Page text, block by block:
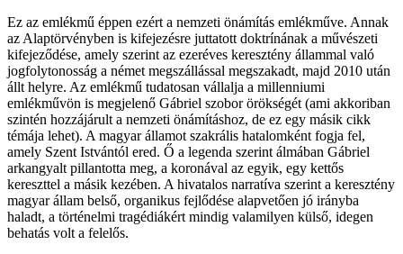
Ez az emlékmű éppen ezért a nemzeti önámítás emlékműve. Annak
az Alaptörvényben is kifejezésre juttatott doktrínának a művészeti
kifejeződése, amely szerint az ezeréves keresztény állammal való
jogfolytonosság a német megszállással megszakadt, majd 2010 után
állt helyre. Az emlékmű tudatosan vállalja a millenniumi
emlékművön is megjelenő Gábriel szobor örökségét (ami akkoriban
szintén hozzájárult a nemzeti önámításhoz, de ez egy másik cikk
témája lehet). A magyar államot szakrális hatalomként fogja fel,
amely Szent Istvántól ered. Ő a legenda szerint álmában Gábriel
arkangyalt pillantotta meg, a koronával az egyik, egy kettős
kereszttel a másik kezében. A hivatalos narratíva szerint a keresztény
magyar állam belső, organikus fejlődése alapvetően jó irányba
haladt, a történelmi tragédiákért mindig valamilyen külső, idegen
behatás volt a felelős.